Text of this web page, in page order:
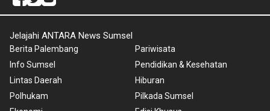
Jelajahi ANTARA News Sumsel
Berita Palembang
Info Sumsel
Lintas Daerah
Polhukam
Pariwisata
Pendidikan & Kesehatan
Hiburan
Pilkada Sumsel